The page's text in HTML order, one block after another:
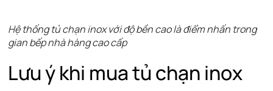
Hệ thống tủ chạn inox với độ bền cao là điểm nhấn trong
gian bếp nhà hàng cao cấp
Lưu ý khi mua tủ chạn inox